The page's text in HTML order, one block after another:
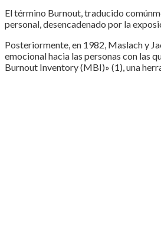
El término Burnout, traducido
personal, desencadenado por la
Posteriormente, en 1982, Maslach y
emocional hacia las personas con las
Burnout Inventory (MBI)» (1), una